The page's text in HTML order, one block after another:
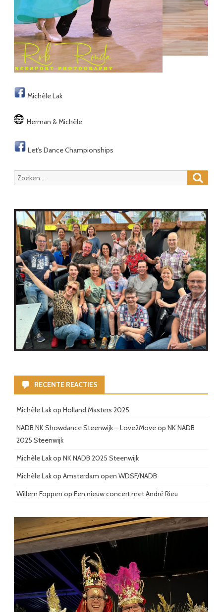
Michèle Lak
Herman & Michèle
Let’s Dance Championships
Zoeken
naar:
RECENTE REACTIES
Michèle Lakop Holland Masters 2025
NADB NK Showdance Steenwijk – Love2Moveop NK NADB
2025 Steenwijk
Michèle Lakop NK NADB 2025 Steenwijk
Michèle Lakop Amsterdam open WDSF/NADB
Willem Foppen op Een nieuw concert met André Rieu